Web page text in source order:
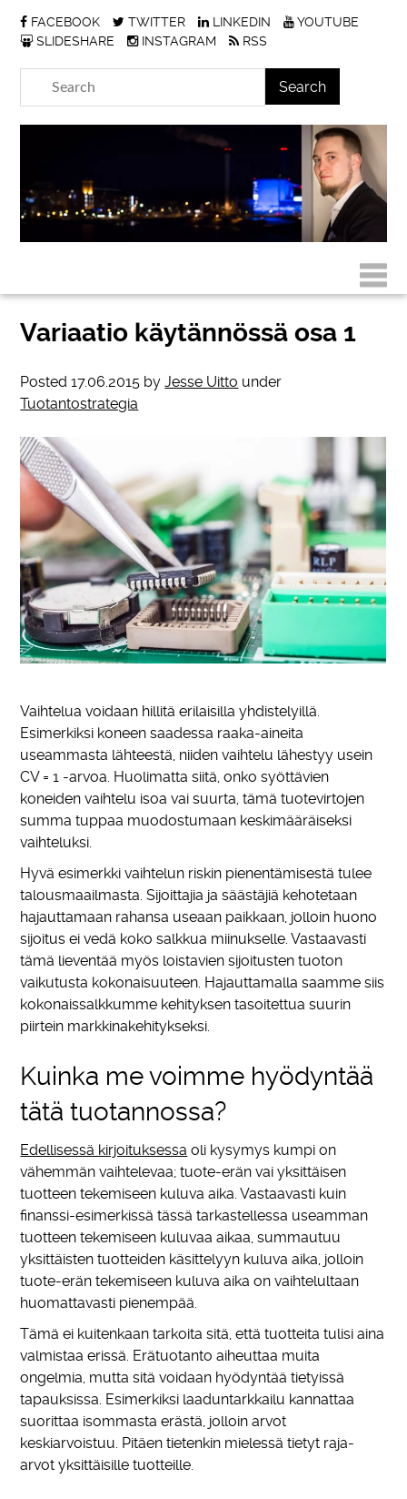
FACEBOOK TWITTER LINKEDIN
YOUTUBE
SLIDESHARE
INSTAGRAM RSS
Variaatio käytännössä osa 1
Posted17.06.2015 byJesse Uitto under
Tuotantostrategia
Vaihtelua voidaan hillitä erilaisilla yhdistelyillä.
Esimerkiksi koneen saadessa raaka-aineita
useammasta lähteestä, niiden vaihtelu lähestyy usein
CV = 1 -arvoa. Huolimatta siitä, onko syöttävien
koneiden vaihtelu isoa vai suurta, tämä tuotevirtojen
summa tuppaa muodostumaan keskimääräiseksi
vaihteluksi.
Hyvä esimerkki vaihtelun riskin pienentämisestä tulee
talousmaailmasta. Sijoittajia ja säästäjiä kehotetaan
hajauttamaan rahansa useaan paikkaan, jolloin huono
sijoitus ei vedä koko salkkua miinukselle. Vastaavasti
tämä lieventää myös loistavien sijoitusten tuoton
vaikutusta kokonaisuuteen. Hajauttamalla saamme siis
kokonaissalkkumme kehityksen tasoitettua suurin
piirtein markkinakehitykseksi.
Kuinka me voimme hyödyntää
tätä tuotannossa?
Edellisessä kirjoituksessa oli kysymys kumpi on
vähemmän vaihtelevaa; tuote-erän vai yksittäisen
tuotteen tekemiseen kuluva aika. Vastaavasti kuin
finanssi-esimerkissä tässä tarkastellessa useamman
tuotteen tekemiseen kuluvaa aikaa, summautuu
yksittäisten tuotteiden käsittelyyn kuluva aika, jolloin
tuote-erän tekemiseen kuluva aika on vaihtelultaan
huomattavasti pienempää.
Tämä ei kuitenkaan tarkoita sitä, että tuotteita tulisi aina
valmistaa erissä. Erätuotanto aiheuttaa muita
ongelmia, mutta sitä voidaan hyödyntää tietyissä
tapauksissa. Esimerkiksi laaduntarkkailu kannattaa
suorittaa isommasta erästä, jolloin arvot
keskiarvoistuu. Pitäen tietenkin mielessä tietyt raja-
arvot yksittäisille tuotteille.